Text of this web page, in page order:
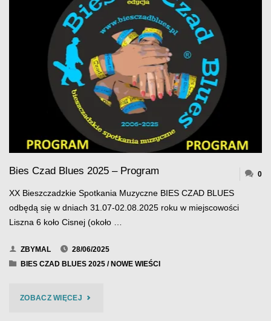
Bies Czad Blues 2025 – Program 0
XX Bieszczadzkie Spotkania Muzyczne BIES CZAD BLUES
odbędą się w dniach 31.07-02.08.2025 roku w miejscowości
Liszna 6 koło Cisnej (około …
ZBYMAL
28/06/2025
BIES CZAD BLUES 2025/ NOWE WIEŚCI
ZOBACZ WIĘCEJ"BIES